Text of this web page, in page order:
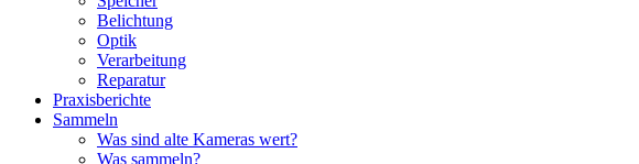
Belichtung
Optik
Verarbeitung
Reparatur
Praxisberichte
Sammeln
Was sind alte Kameras wert?
Was sammeln?